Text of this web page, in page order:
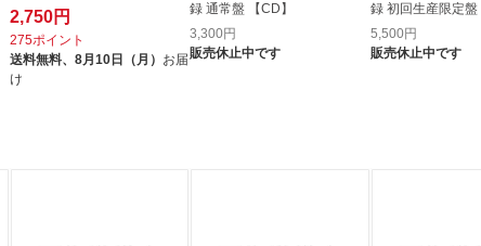
2,750円
275ポイント
送料無料、 8月10日（月） お届
け
録 通常盤 【CD】
3,300円
販売休止中です
録 初回生産限定盤
5,500円
販売休止中です